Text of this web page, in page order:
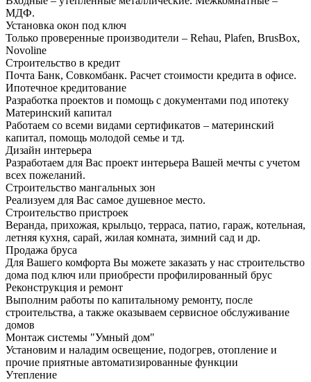
МДФ.
Установка окон под ключ
Только проверенные производители – Rehau, Plafen, BrusBox,
Novoline
Строительство в кредит
Почта Банк, Совкомбанк. Расчет стоимости кредита в офисе.
Ипотечное кредитование
Разработка проектов и помощь с документами под ипотеку
Материнский капитал
Работаем со всеми видами сертификатов – материнский
капитал, помощь молодой семье и тд.
Дизайн интерьера
Разработаем для Вас проект интерьера Вашей мечты с учетом
всех пожеланий.
Строительство мангальных зон
Реализуем для Вас самое душевное место.
Строительство пристроек
Веранда, прихожая, крыльцо, терраса, патио, гараж, котельная,
летняя кухня, сарай, жилая комната, зимний сад и др.
Продажа бруса
Для Вашего комфорта Вы можете заказать у нас строительство
дома под ключ или приобрести профилированный брус
Реконструкция и ремонт
Выполним работы по капитальному ремонту, после
строительства, а также оказываем сервисное обслуживание
домов
Монтаж системы "Умный дом"
Установим и наладим освещение, подогрев, отопление и
прочие приятные автоматизированные функции
Утепление